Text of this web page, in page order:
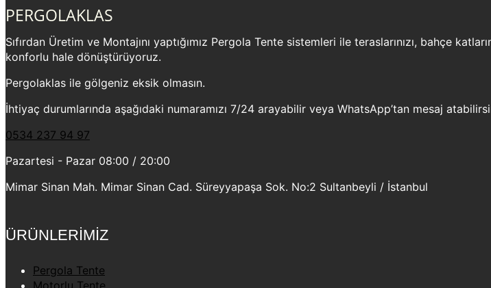
PERGOLAKLAS
Sıfırdan Üretim ve Montajını yaptığımız Pergola Tente sistemleri ile teraslarınızı, bahçe
konforlu hale dönüştürüyoruz.
Pergolaklas ile gölgeniz eksik olmasın.
İhtiyaç durumlarında aşağıdaki numaramızı 7/24 arayabilir veya WhatsApp’tan mesaj
0534 237 94 97
Pazartesi - Pazar 08:00 / 20:00
Mimar Sinan Mah. Mimar Sinan Cad. Süreyyapaşa Sok. No:2 Sultanbeyli / İstanbul
ÜRÜNLERİMİZ
Pergola Tente
Motorlu Tente